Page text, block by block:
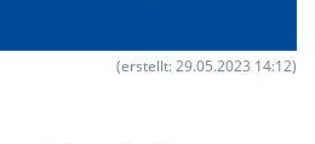
(erstellt: 29.05.2023 14:12)